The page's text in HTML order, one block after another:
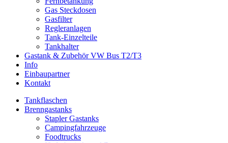
Gas Steckdosen
Gasfilter
Regleranlagen
Tank-Einzelteile
Tankhalter
Gastank & Zubehör VW Bus T2/T3
Info
Einbaupartner
Kontakt
Tankflaschen
Brenngastanks
Stapler Gastanks
Campingfahrzeuge
Foodtrucks